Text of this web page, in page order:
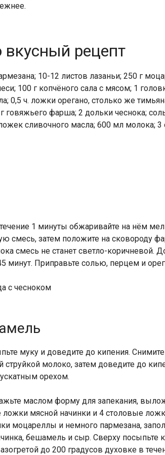
рецепт
10-12 листов лазаньи; 250 г
100 г копчёного сала с мясом; 1
0,5 ч. ложки орегано, столько же
говяжьего фарша; 2 дольки чеснока;
сливочного масла; 600 мл молока; 3
1 минуты обжаривайте на нём
смесь, затем положите на сковороду
смесь не станет светло-коричневой.
минут. Приправьте солью, перцем и
с чесноком
муку и доведите до кипения.
струйкой молоко, затем доведите до
орехом.
маслом форму для запекания,
ложки мясной начинки и 4 столовые
моцареллы и немного пармезана,
бешамель и сыр. Сверху посыпьте
до 200 градусов духовке в